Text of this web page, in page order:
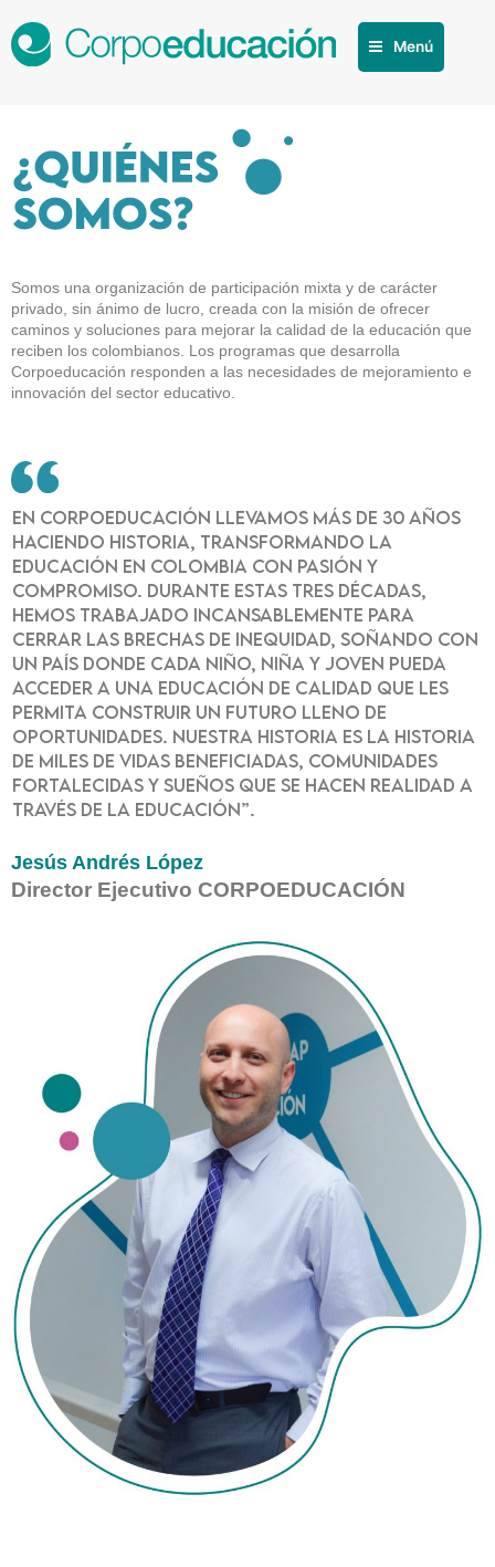
Menú
Somos una organización de participación mixta y de carácter
privado, sin ánimo de lucro, creada con la misión de ofrecer
caminos y soluciones para mejorar la calidad de la educación que
reciben los colombianos. Los programas que desarrolla
Corpoeducación responden a las necesidades de mejoramiento e
innovación del sector educativo.
En Corpoeducación llevamos más de 30 años
haciendo historia, transformando la
educación en Colombia con pasión y
compromiso. Durante estas tres décadas,
hemos trabajado incansablemente para
cerrar las brechas de inequidad, soñando con
un país donde cada niño, niña y joven pueda
acceder a una educación de calidad que les
permita construir un futuro lleno de
oportunidades. Nuestra historia es la historia
de miles de vidas beneficiadas, comunidades
fortalecidas y sueños que se hacen realidad a
través de la educación”.
Jesús Andrés López
Director Ejecutivo CORPOEDUCACIÓN